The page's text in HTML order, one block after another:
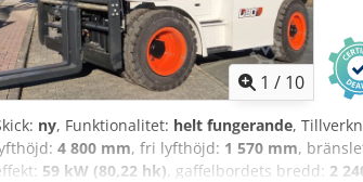
1 / 10
ny, Funktionalitet: helt fungerande,
4 800 mm, fri lyfthöjd: 1 570 mm,
59 kW (80,22 hk), gaffelbordets bredd: 2